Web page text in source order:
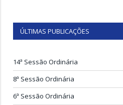
ÚLTIMAS PUBLICAÇÕES
14ª Sessão Ordinária
8ª Sessão Ordinária
6ª Sessão Ordinária